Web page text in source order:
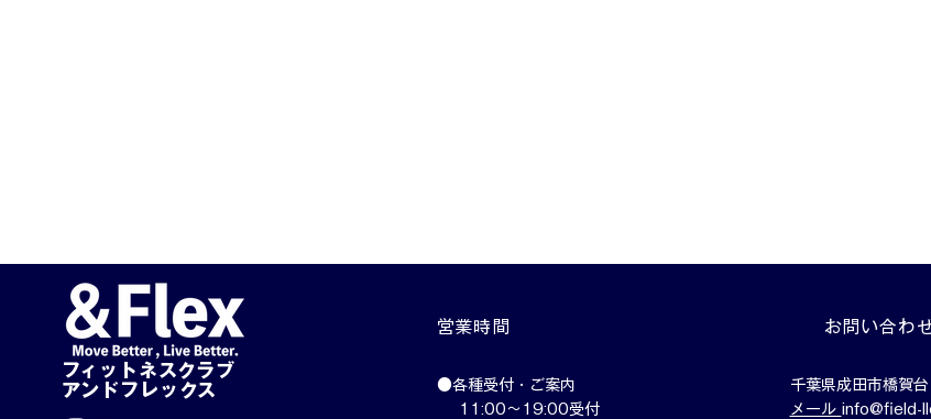
体力とは何か？
​フィットネスクラブ
​アンドフレックス
​営業時間
​●各種受付・ご案内
11:00〜19:00受付
お問い合わ
千葉県成田市橋賀
メール info@field-